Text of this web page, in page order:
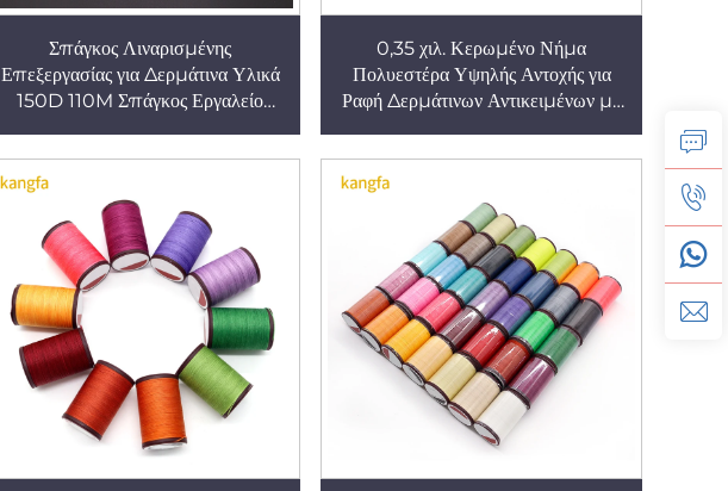
Σπάγκος Λιναρισμένης
Επεξεργασίας για Δερμάτινα Υλικά
150D 110M Σπάγκος Εργαλείο
0,35 χιλ. Κερωμένο Νήμα
Πολυεστέρα Υψηλής Αντοχής για
Ραφή Δερμάτινων Αντικειμένων με